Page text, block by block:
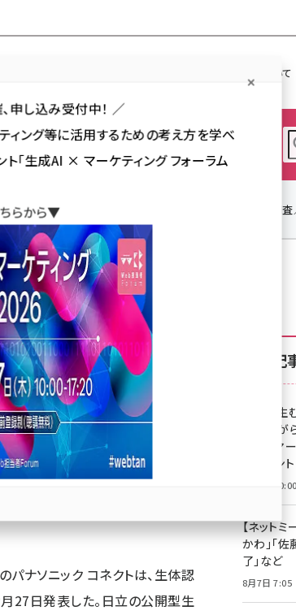
Web担について
から探す セミナー／イベント から探す
／データ分析 調
界的な展開と事業加速を目的に協業開始
認証の世界的な
技術を融合、実証を実施
優先するニュース提供元に追加
パナソニック コネクトは、生体認
27日発表した。日立の公開型生
新着記
成果を
果があ
ジタルマ
プレゼント
8月7日 10:00
【ネット
かわ」「
了」など
8月7日 7:05
申し込み受付中！ ／
ィング等に活用するための考え方を学べ
ト「生成AI × マーケティング フォーラム
らから▼